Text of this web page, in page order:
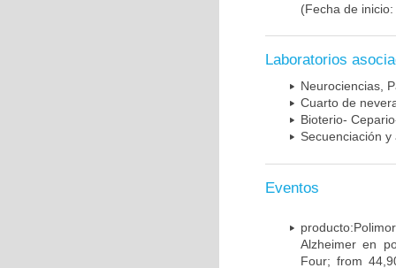
(Fecha de
Laboratorios
Neurociencias,
Cuarto de
Bioterio-
Secuenciación
Eventos
Alzheimer en
Four; from